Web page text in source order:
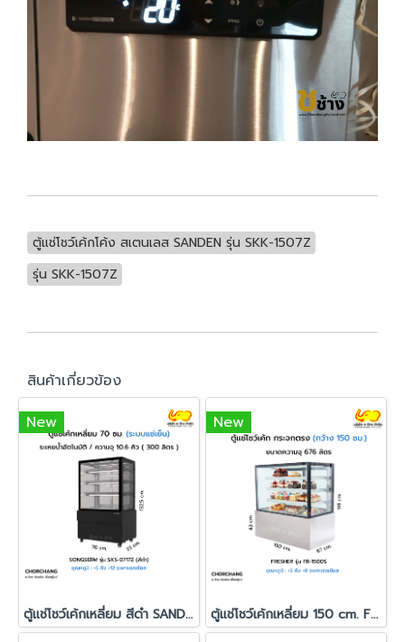
ตู้แช่โชว์เค้กโค้ง สเตนเลส SANDEN รุ่น SKK-1507Z
รุ่น SKK-1507Z
สินค้าเกี่ยวข้อง
New
ตู้แช่โชว์เค้กเหลี่ยม สีดำ SANDEN รุ่น SKS-0717Z
New
ตู้แช่โชว์เค้กเหลี่ยม 150 cm. FRESHER รุ่น FR-1500S